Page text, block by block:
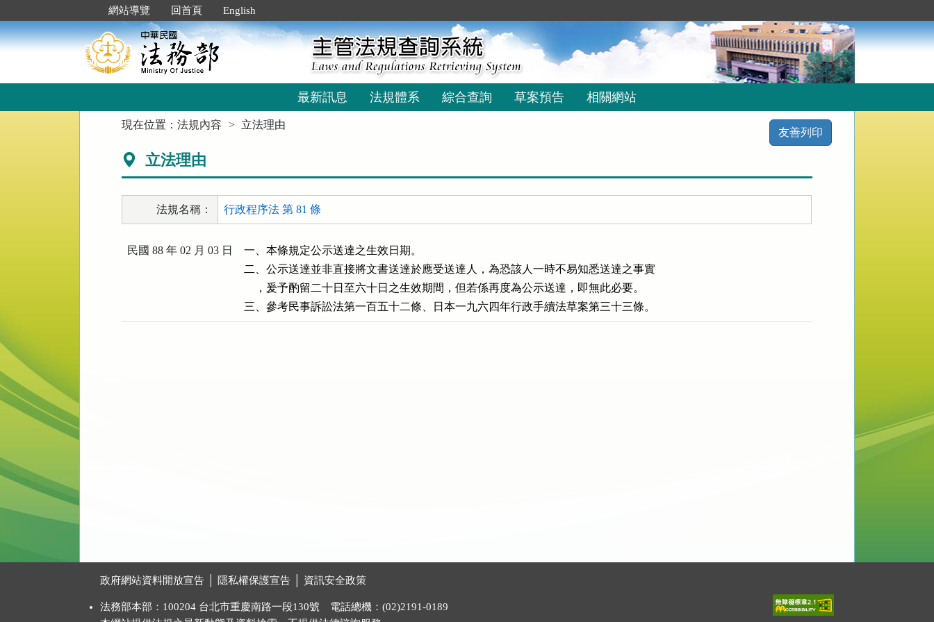
到
主
要
網站導覽 回首頁 English
最新訊息 法規體系 綜合查詢 草案預告 相關網站
現在位置：法規內容 立法理由
友善列印
立法理由
法規名稱： 行政程序法 第 81 條
民國 88 年 02 月 03 日
一、本條規定公示送達之生效日期。
二、公示送達並非直接將文書送達於應受送達人，為恐該人一時不易知悉送達之事實
    ，爰予酌留二十日至六十日之生效期間，但若係再度為公示送達，即無此必要。
三、參考民事訴訟法第一百五十二條、日本一九六四年行政手續法草案第三十三條。
政府網站資料開放宣告 隱私權保護宣告 資訊安全政策
法務部本部：100204 台北市重慶南路一段130號 電話總機：(02)2191-0189